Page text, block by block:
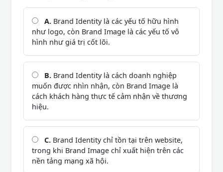
A. Brand Identity là các yếu tố hữu hình
như logo, còn Brand Image là các yếu tố vô
hình như giá trị cốt lõi.
B. Brand Identity là cách doanh nghiệp
muốn được nhìn nhận, còn Brand Image là
cách khách hàng thực tế cảm nhận về thương
hiệu.
C. Brand Identity chỉ tồn tại trên website,
trong khi Brand Image chỉ xuất hiện trên các
nền tảng mạng xã hội.